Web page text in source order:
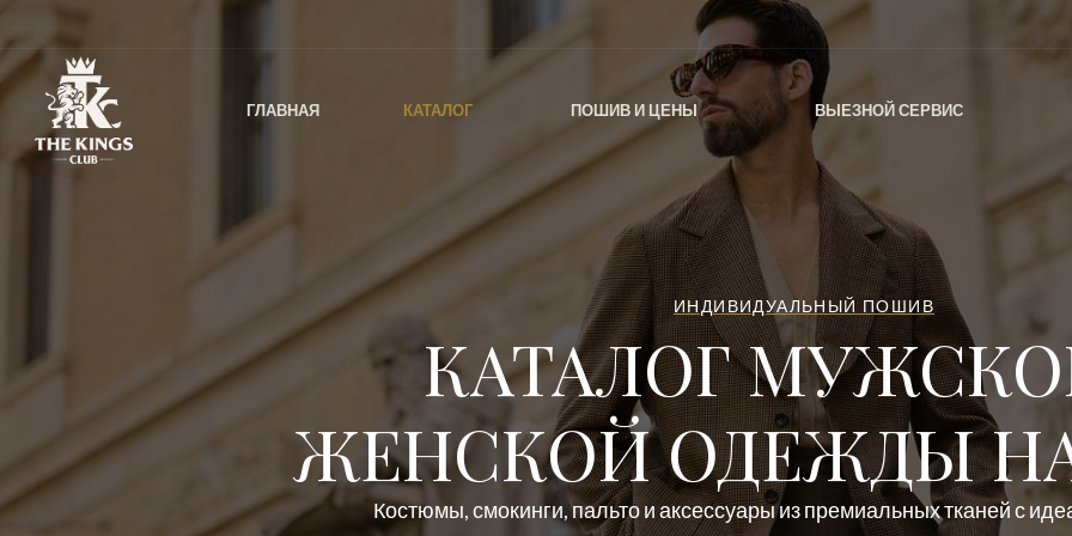
ГЛАВНАЯ КАТАЛОГ ПОШИВ И ЦЕНЫ ВЫЕЗНОЙ СЕРВИС
ИНДИВИДУАЛЬНЫЙ ПОШИВ
КАТАЛОГ
ЖЕНСКОЙ ОДЕЖДЫ
Костюмы, смокинги, пальто и аксессуары из премиальных тканей с